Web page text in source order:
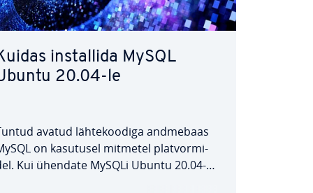
ins­tal­lida MySQL
20.04-le
avatud läh­te­koo­diga andmebaas
on kasutusel mitmetel plat­vormi­
Kui ühendate MySQLi Ubuntu 20.04-